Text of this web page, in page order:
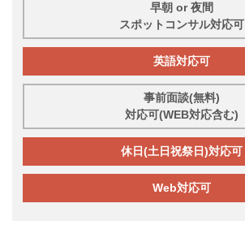
早朝 or 夜間
スポットコンサル対応可
英語対応可
事前面談(無料)
対応可(WEB対応含む)
休日(土日祝祭日)対応可
Web対応可